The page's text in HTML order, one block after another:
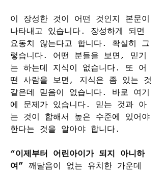
이 장성한 것이 어떤 것인지 본문이
나타내고 있습니다. 장성하게 되면
요동치 않는다고 합니다. 확실히 그
렇습니다. 어떤 분들을 보면, 믿기
는 하는데 지식이 없습니다. 또 어
떤 사람을 보면, 지식은 좀 있는 것
같은데 믿음이 없습니다. 바로 여기
에 문제가 있습니다. 믿는 것과 아
는 것이 합해서 높은 수준에 있어야
한다는 것을 알아야 합니다.
“이제부터 어린아이가 되지 아니하
여” 깨달음이 없는 유치한 가운데